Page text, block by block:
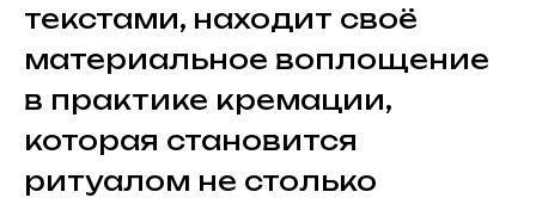
текстами, находит своё
материальное воплощение
в практике кремации,
которая становится
ритуалом не столько